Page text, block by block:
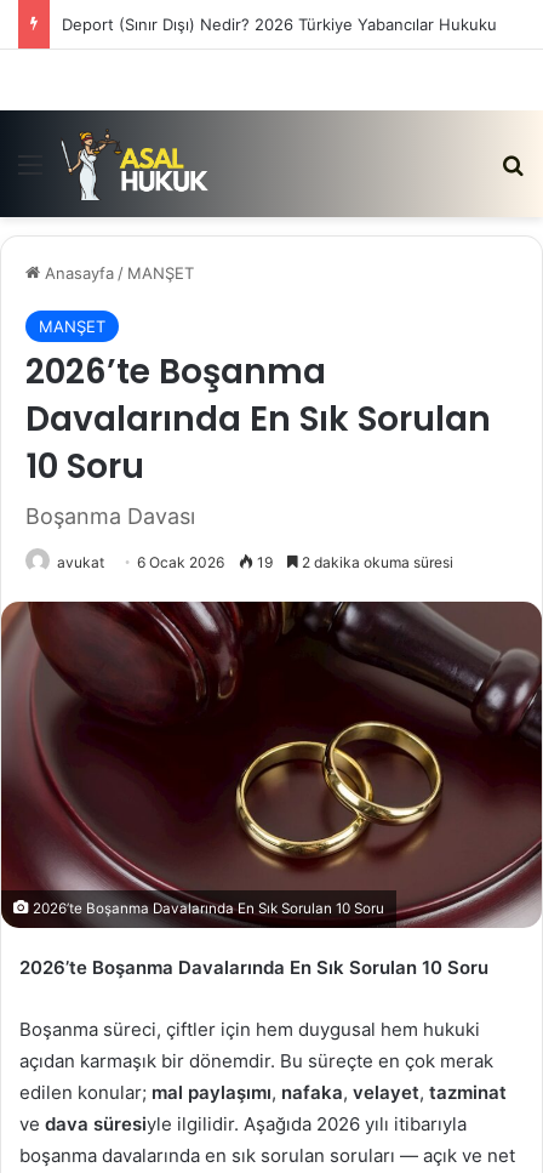
Deport (Sınır Dışı) Nedir? 2026 Türkiye Yabancılar Hukuku
Menü
Anasayfa / MANŞET
MANŞET
2026’te Boşanma
Davalarında En Sık Sorulan
10 Soru
Boşanma Davası
avukat 6 Ocak 2026 19 2 dakika okuma süresi
2026’te Boşanma Davalarında En Sık Sorulan 10 Soru
2026’te Boşanma Davalarında En Sık Sorulan 10 Soru
Boşanma süreci, çiftler için hem duygusal hem hukuki
açıdan karmaşık bir dönemdir. Bu süreçte en çok merak
edilen konular; mal paylaşımı, nafaka, velayet, tazminat
ve dava süresiyle ilgilidir. Aşağıda 2026 yılı itibarıyla
boşanma davalarında en sık sorulan soruları — açık ve net